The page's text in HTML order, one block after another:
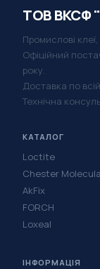
ТОВ ВКСФ
Промислові
Офіційний
року.
Доставка по всій
Технічна
КАТАЛОГ
Loctite
Chester
AkFix
FORCH
Loxeal
ІНФОРМАЦІЯ